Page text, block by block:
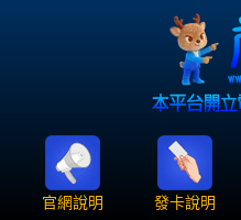
官網說明 發卡說明